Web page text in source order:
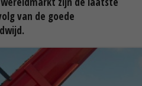
van de goede